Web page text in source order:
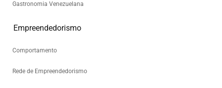
Gastronomia Venezuelana
Empreendedorismo
Comportamento
Rede de Empreendedorismo